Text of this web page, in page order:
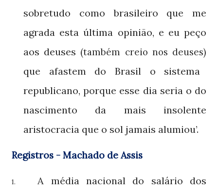
sobretudo como brasileiro que me
agrada esta última opinião, e eu peço
aos deuses (também creio nos deuses)
que afastem do Brasil o sistema
republicano, porque esse dia seria o do
nascimento da mais insolente
aristocracia que o sol jamais alumiou’.
Registros - Machado de Assis
1.
A média nacional do salário dos